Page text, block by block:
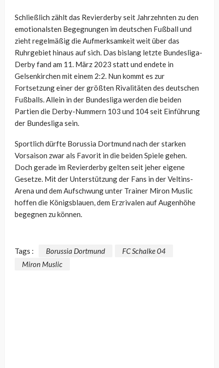
Schließlich zählt das Revierderby seit Jahrzehnten zu den
emotionalsten Begegnungen im deutschen Fußball und
zieht regelmäßig die Aufmerksamkeit weit über das
Ruhrgebiet hinaus auf sich. Das bislang letzte Bundesliga-
Derby fand am 11. März 2023 statt und endete in
Gelsenkirchen mit einem 2:2. Nun kommt es zur
Fortsetzung einer der größten Rivalitäten des deutschen
Fußballs. Allein in der Bundesliga werden die beiden
Partien die Derby-Nummern 103 und 104 seit Einführung
der Bundesliga sein.
Sportlich dürfte Borussia Dortmund nach der starken
Vorsaison zwar als Favorit in die beiden Spiele gehen.
Doch gerade im Revierderby gelten seit jeher eigene
Gesetze. Mit der Unterstützung der Fans in der Veltins-
Arena und dem Aufschwung unter Trainer Miron Muslic
hoffen die Königsblauen, dem Erzrivalen auf Augenhöhe
begegnen zu können.
Tags : Borussia Dortmund
FC Schalke 04
Miron Muslic